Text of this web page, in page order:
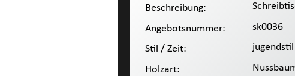
Beschreibung:
Angebotsnummer:
Stil / Zeit:
Holzart:
sk0036
jugendstil